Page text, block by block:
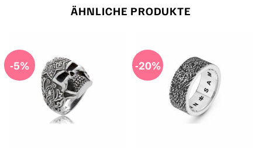
ÄHNLICHE PRODUKTE
-5% -20%